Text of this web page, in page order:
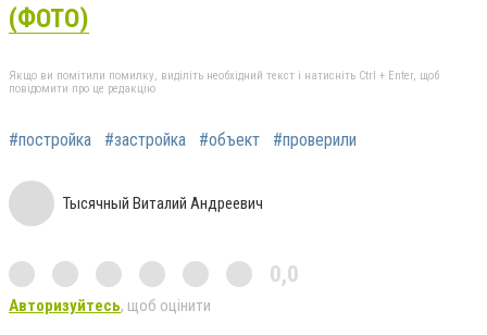
(ФОТО)
Якщо ви помітили помилку, виділіть необхідний текст і натисніть Ctrl + Enter, щоб
повідомити про це редакцію
#постройка #застройка #объект #проверили
Тысячный Виталий Андреевич
0,0
Авторизуйтесь, щоб оцінити